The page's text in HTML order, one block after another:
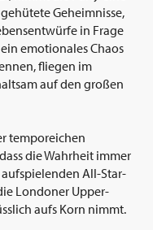
Geheimnisse,
in Frage
emotionales Chaos
fliegen im
auf den großen
temporeichen
die Wahrheit immer
All-Star-
Londoner Upper-
aufs Korn nimmt.